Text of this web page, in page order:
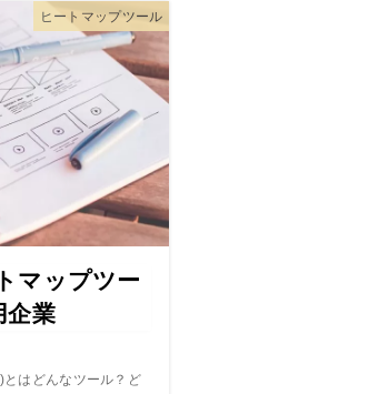
ヒートマップツール
マップツー
企業
はどんなツール？ど